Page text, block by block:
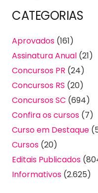
CATEGORIAS
Aprovados (161)
Assinatura Anual (21)
Concursos PR (24)
Concursos RS (20)
Concursos SC (694)
Confira os cursos (7)
Curso em Destaque
Cursos (20)
Editais Publicados
Informativos (2.625)